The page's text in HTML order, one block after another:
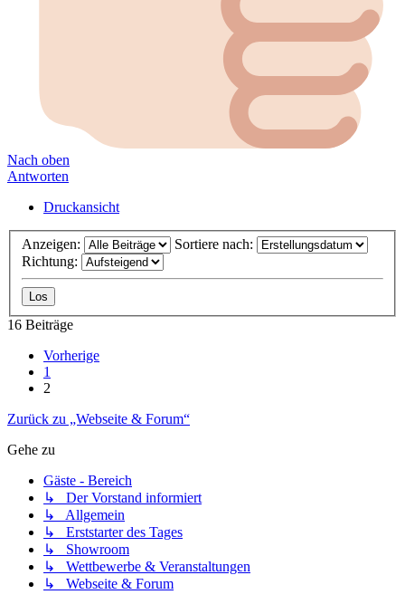
Nach oben
Antworten
Druckansicht
Anzeigen:
Sortiere nach:
Richtung:
16 Beiträge
Vorherige
1
2
Zurück zu „Webseite & Forum“
Gehe zu
Gäste - Bereich
↳ Der Vorstand informiert
↳ Allgemein
↳ Erststarter des Tages
↳ Showroom
↳ Wettbewerbe & Veranstaltungen
↳ Webseite & Forum